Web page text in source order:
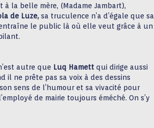
la belle mère, (Madame Jambart),
de Luze, sa truculence n’a d’égale que sa
le public là où elle veut grâce à un
autre que Luq Hamett qui dirige aussi
il ne prête pas sa voix à des dessins
sens de l’humour et sa vivacité pour
de mairie toujours éméché. On s’y